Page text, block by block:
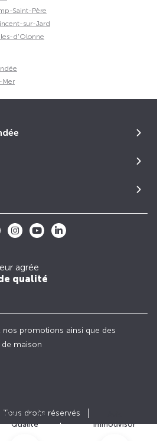
Maisons de
Qualité
Immodvisor
Saint-Père
sur-Jard
d'Olonne
Mer
agrée
qualité
promotions ainsi que des
maison
droits réservés
des cookies